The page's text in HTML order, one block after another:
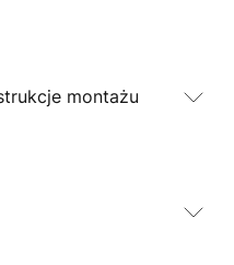
montażu